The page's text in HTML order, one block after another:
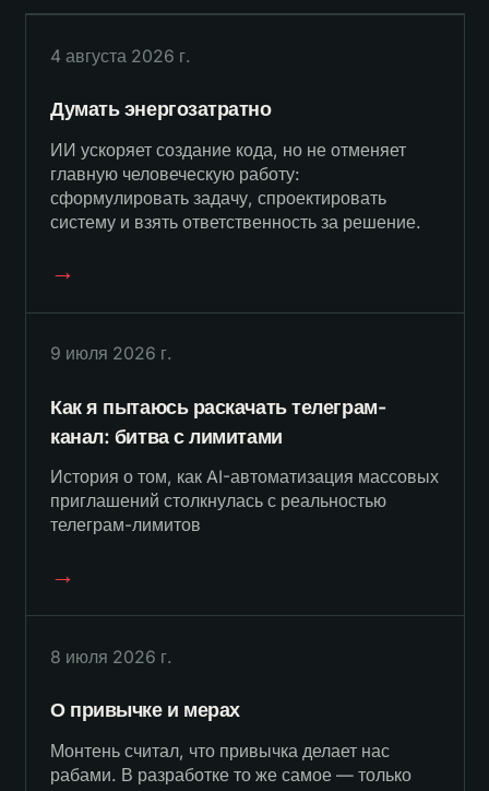
4 августа 2026 г.
Думать энергозатратно
ИИ ускоряет создание кода, но не отменяет
главную человеческую работу:
сформулировать задачу, спроектировать
систему и взять ответственность за решение.
→
9 июля 2026 г.
Как я пытаюсь раскачать телеграм-
канал: битва с лимитами
История о том, как AI-автоматизация массовых
приглашений столкнулась с реальностью
телеграм-лимитов
→
8 июля 2026 г.
О привычке и мерах
Монтень считал, что привычка делает нас
рабами. В разработке то же самое — только